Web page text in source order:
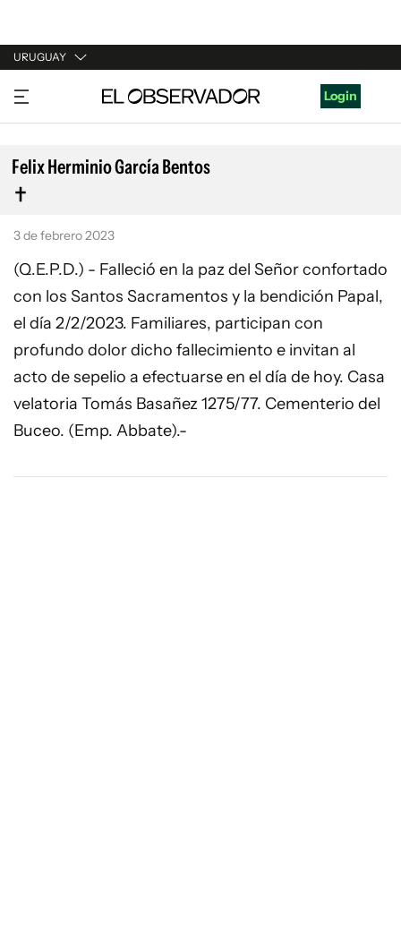
URUGUAY
URUGUAY
ARGENTINA
ESPAÑA
ESTADOS UNIDOS
Login
Felix Herminio García Bentos
3 de febrero 2023
(Q.E.P.D.) - Falleció en la paz del Señor confortado
con los Santos Sacramentos y la bendición Papal,
el día 2/2/2023. Familiares, participan con
profundo dolor dicho fallecimiento e invitan al
acto de sepelio a efectuarse en el día de hoy. Casa
velatoria Tomás Basañez 1275/77. Cementerio del
Buceo. (Emp. Abbate).-